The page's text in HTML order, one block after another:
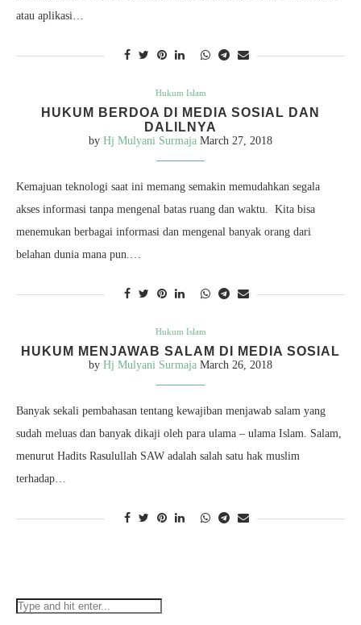
atau aplikasi…
Hukum Islam
HUKUM BERDOA DI MEDIA SOSIAL DAN
DALILNYA
by Hj Mulyani Surmaja March 27, 2018
Kemajuan teknologi saat ini memang semakin memudahkan segala
akses informasi tanpa mengenal batas ruang dan waktu. Kita bisa
menemukan berbagai informasi dan mengenal banyak orang dari
belahan dunia mana pun.…
Hukum Islam
HUKUM MENJAWAB SALAM DI MEDIA SOSIAL
by Hj Mulyani Surmaja March 26, 2018
Banyak sekali pembahasan tentang kewajiban menjawab salam yang
sudah meluas dan banyak dikaji oleh para ulama – ulama Islam. Salam,
menurut Hadits Rasulullah SAW adalah salah satu hak muslim
terhadap…